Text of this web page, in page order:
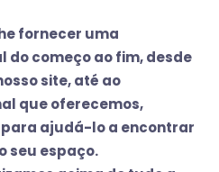
fornecer uma
do começo ao fim, desde
site, até ao
que oferecemos,
ajudá-lo a encontrar
seu espaço.